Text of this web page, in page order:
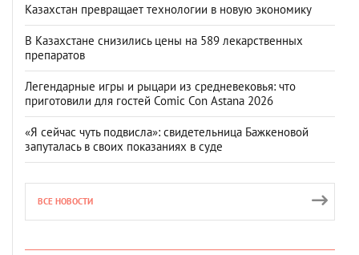
Казахстан превращает технологии в новую экономику
В Казахстане снизились цены на 589 лекарственных
препаратов
Легендарные игры и рыцари из средневековья: что
приготовили для гостей Comic Con Astana 2026
«Я сейчас чуть подвисла»: свидетельница Бажкеновой
запуталась в своих показаниях в суде
ВСЕ НОВОСТИ